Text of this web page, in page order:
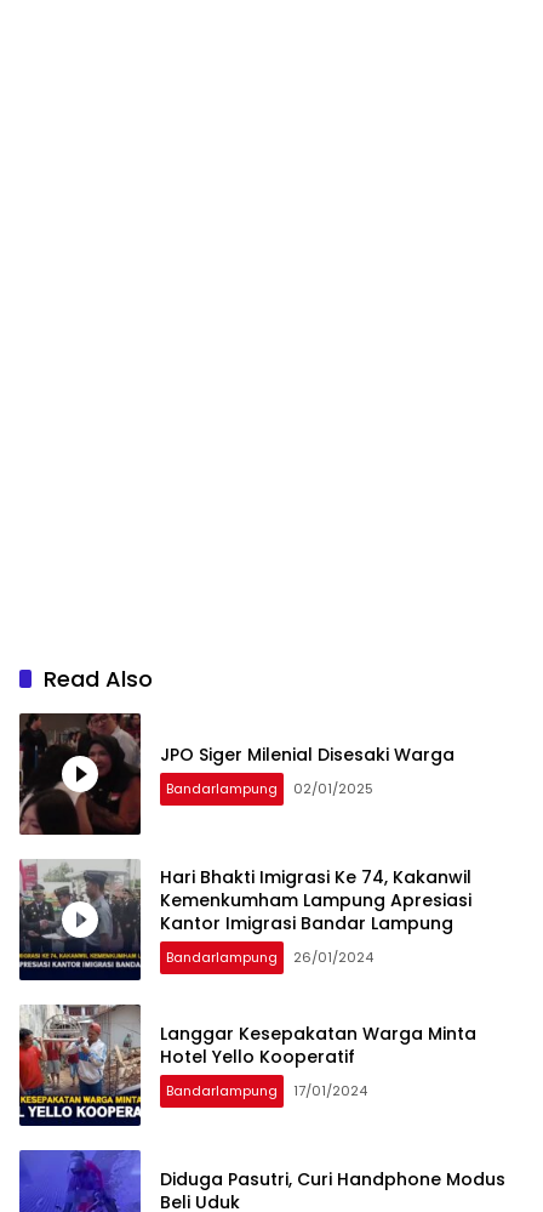
Read Also
JPO Siger Milenial Disesaki Warga
Bandarlampung 02/01/2025
Hari Bhakti Imigrasi Ke 74, Kakanwil
Kemenkumham Lampung Apresiasi
Kantor Imigrasi Bandar Lampung
Bandarlampung 26/01/2024
Langgar Kesepakatan Warga Minta
Hotel Yello Kooperatif
Bandarlampung 17/01/2024
Diduga Pasutri, Curi Handphone Modus
Beli Uduk